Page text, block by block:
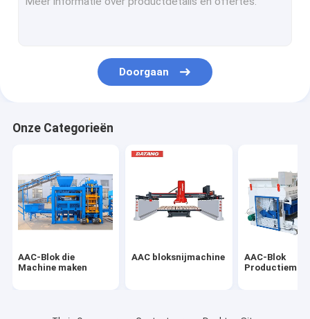
Doorgaan
Onze Categorieën
AAC-Blok die
Machine maken
AAC bloksnijmachine
AAC-Blok